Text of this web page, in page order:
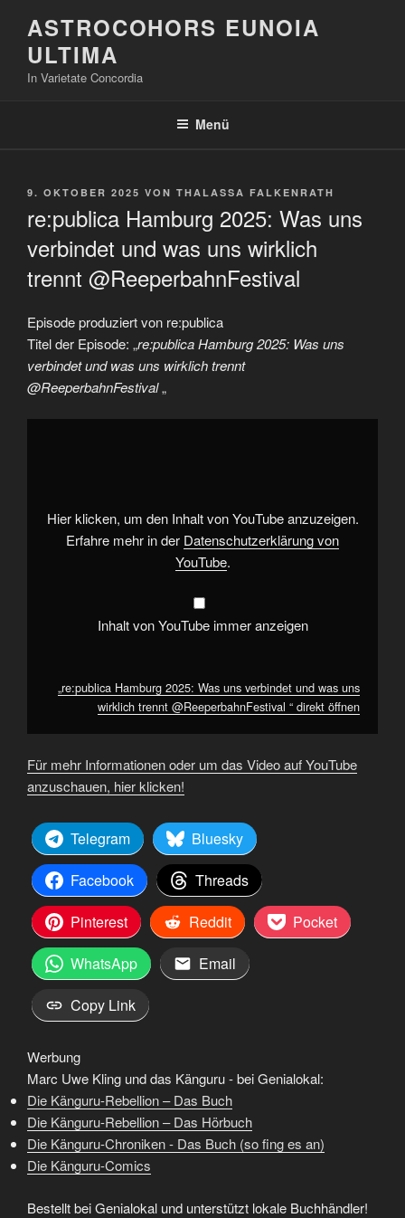
Inhalt
springen
ASTROCOHORS EUNOIA
ULTIMA
In Varietate Concordia
Menü
VERÖFFENTLICHT
9. OKTOBER 2025 VON THALASSA FALKENRATH
re:publica Hamburg 2025: Was uns
verbindet und was uns wirklich
trennt @ReeperbahnFestival ​
Episode produziert von re:publica
Titel der Episode: „re:publica Hamburg 2025: Was uns
verbindet und was uns wirklich trennt
@ReeperbahnFestival ​„
„re:publica
was
uns
wirklich
Hier klicken, um den Inhalt von YouTube anzuzeigen.
Erfahre mehr in der Datenschutzerklärung von
YouTube.
Inhalt von YouTube immer anzeigen
„re:publica Hamburg 2025: Was uns verbindet und was uns
wirklich trennt @ReeperbahnFestival ​“ direkt öffnen
Für mehr Informationen oder um das Video auf YouTube
anzuschauen, hier klicken!
Telegram
Bluesky
Facebook
Threads
Pinterest
Reddit
Pocket
WhatsApp
Email
Copy Link
Werbung
Marc Uwe Kling und das Känguru - bei Genialokal:
Die Känguru-Rebellion – Das Buch
Die Känguru-Rebellion – Das Hörbuch
Die Känguru-Chroniken - Das Buch (so fing es an)
Die Känguru-Comics
Bestellt bei Genialokal und unterstützt lokale Buchhändler!